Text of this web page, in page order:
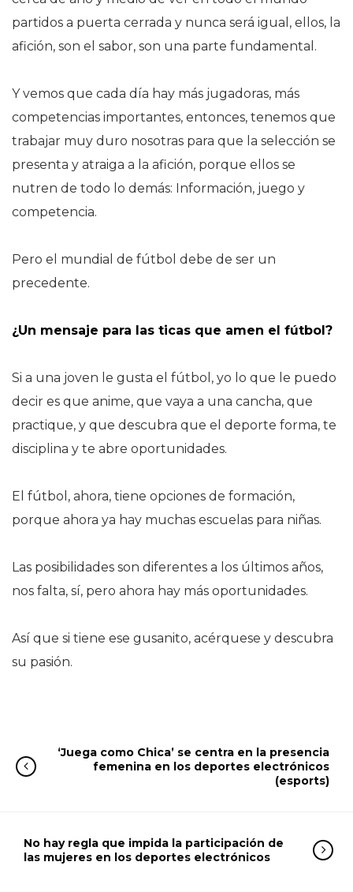
partidos a puerta cerrada y nunca será igual, ellos, la
afición, son el sabor, son una parte fundamental.
Y vemos que cada día hay más jugadoras, más
competencias importantes, entonces, tenemos que
trabajar muy duro nosotras para que la selección se
presenta y atraiga a la afición, porque ellos se
nutren de todo lo demás: Información, juego y
competencia.
Pero el mundial de fútbol debe de ser un
precedente.
¿Un mensaje para las ticas que amen el fútbol?
Si a una joven le gusta el fútbol, yo lo que le puedo
decir es que anime, que vaya a una cancha, que
practique, y que descubra que el deporte forma, te
disciplina y te abre oportunidades.
El fútbol, ahora, tiene opciones de formación,
porque ahora ya hay muchas escuelas para niñas.
Las posibilidades son diferentes a los últimos años,
nos falta, sí, pero ahora hay más oportunidades.
Así que si tiene ese gusanito, acérquese y descubra
su pasión.
‘Juega como Chica’ se centra en la presencia
femenina en los deportes electrónicos
(esports)
No hay regla que impida la participación de
las mujeres en los deportes electrónicos